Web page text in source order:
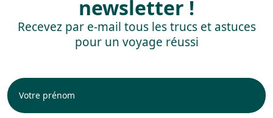
newsletter !
Recevez par e-mail tous les trucs et astuces
pour un voyage réussi
Prénom